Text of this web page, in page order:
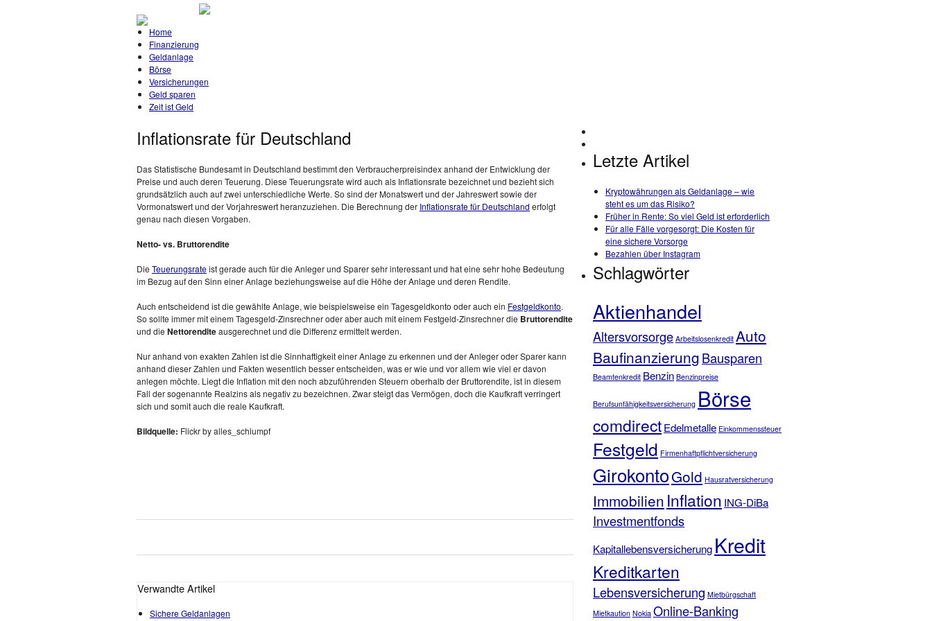
Home
Finanzierung
Geldanlage
Börse
Versicherungen
Geld sparen
Zeit ist Geld
Inflationsrate für Deutschland
Das Statistische Bundesamt in Deutschland bestimmt den Verbraucherpreisindex anhand der Entwicklung der
Preise und auch deren Teuerung. Diese Teuerungsrate wird auch als Inflationsrate bezeichnet und bezieht sich
grundsätzlich auch auf zwei unterschiedliche Werte. So sind der Monatswert und der Jahreswert sowie der
Vormonatswert und der Vorjahreswert heranzuziehen. Die Berechnung der Inflationsrate für Deutschland erfolgt
genau nach diesen Vorgaben.
Netto- vs. Bruttorendite
Die Teuerungsrateist gerade auch für die Anleger und Sparer sehr interessant und hat eine sehr hohe Bedeutung
im Bezug auf den Sinn einer Anlage beziehungsweise auf die Höhe der Anlage und deren Rendite.
Auch entscheidend ist die gewählte Anlage, wie beispielsweise ein Tagesgeldkonto oder auch ein Festgeldkonto.
So sollte immer mit einem Tagesgeld-Zinsrechner oder aber auch mit einem Festgeld-Zinsrechner die Bruttorendite
und die Nettorenditeausgerechnet und die Differenz ermittelt werden.
Nur anhand von exakten Zahlen ist die Sinnhaftigkeit einer Anlage zu erkennen und der Anleger oder Sparer kann
anhand dieser Zahlen und Fakten wesentlich besser entscheiden, was er wie und vor allem wie viel er davon
anlegen möchte. Liegt die Inflation mit den noch abzuführenden Steuern oberhalb der Bruttorendite, ist in diesem
Fall der sogenannte Realzins als negativ zu bezeichnen. Zwar steigt das Vermögen, doch die Kaufkraft verringert
sich und somit auch die reale Kaufkraft.
Bildquelle: Flickr by alles_schlumpf
Verwandte Artikel
Sichere Geldanlagen
Letzte Artikel
Kryptowährungen als Geldanlage – wie
steht es um das Risiko?
Früher in Rente: So viel Geld ist erforderlich
Für alle Fälle vorgesorgt: Die Kosten für
eine sichere Vorsorge
Bezahlen über Instagram
Schlagwörter
Aktienhandel
Altersvorsorge Arbeitslosenkredit Auto
BaufinanzierungBausparen
Beamtenkredit Benzin Benzinpreise
Berufsunfähigkeitsversicherung Börse
comdirectEdelmetalle Einkommenssteuer
Festgeld Firmenhaftpflichtversicherung
GirokontoGold Hausratversicherung
Immobilien Inflation ING-DiBa
Investmentfonds
Kapitallebensversicherung Kredit
Kreditkarten
Lebensversicherung Mietbürgschaft
Mietkaution Nokia Online-Banking